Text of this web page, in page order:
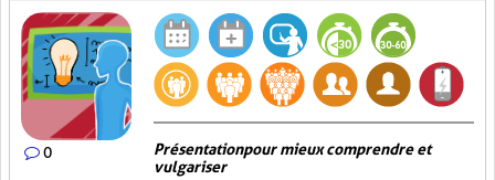
0
Présentation pour mieux comprendre et
vulgariser